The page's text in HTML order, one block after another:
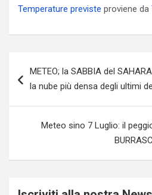
Temperature previste proviene da
articoli
METEO; la SABBIA del
la nube più densa degli ultimi
Meteo sino 7 Luglio: il